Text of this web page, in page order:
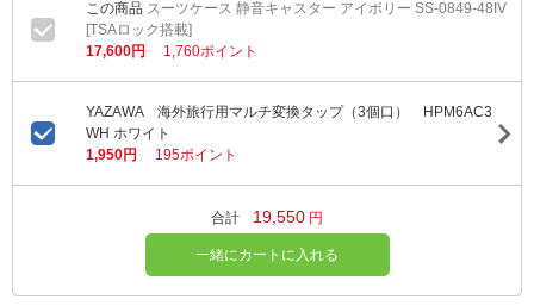
スーツケース 静音キャスター アイボリー SS-0849-48IV
[TSAロック搭載]
17,600円
1,760ポイント
YAZAWA 海外旅行用マルチ変換タップ（3個口） HPM6AC3
WH ホワイト
1,950円
195ポイント
合計 19,550 円
一緒にカートに入れる